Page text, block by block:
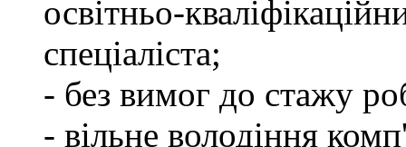
освітньо-
спеціаліста;
- без вимог до стажу
- вільне володіння